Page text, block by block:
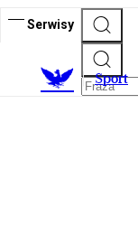
Serwisy
Sport